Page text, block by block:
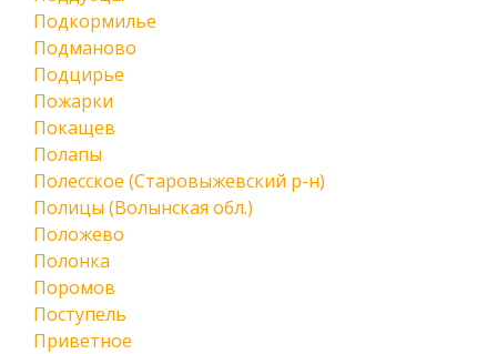
Подкормилье
Подманово
Подцирье
Пожарки
Покащев
Полапы
Полесское (Старовыжевский р-н)
Полицы (Волынская обл.)
Положево
Полонка
Поромов
Поступель
Приветное